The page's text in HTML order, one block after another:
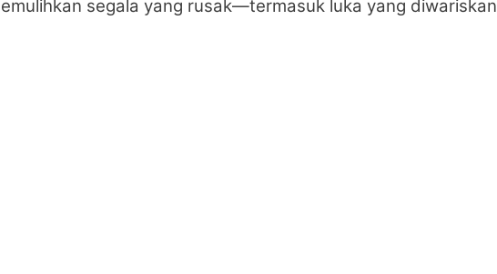
segala yang rusak—termasuk luka yang diwariskan